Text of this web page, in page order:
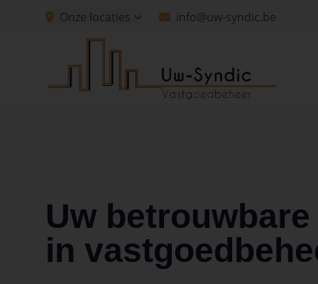
Spring naar hoofdinhoud
Spring naar hoofdinhoudSpring naar navigatie
Onze locaties info@uw-syndic.be
Uw
in